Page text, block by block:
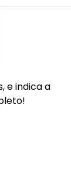
e indica a